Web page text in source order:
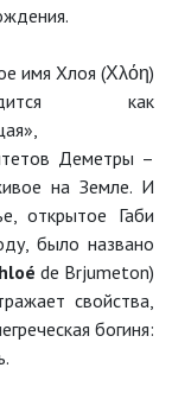
имя Хлоя (Χλόη)
как
Деметры –
на Земле. И
открытое Габи
было названо
de Brju­meton)
свойства,
богиня: